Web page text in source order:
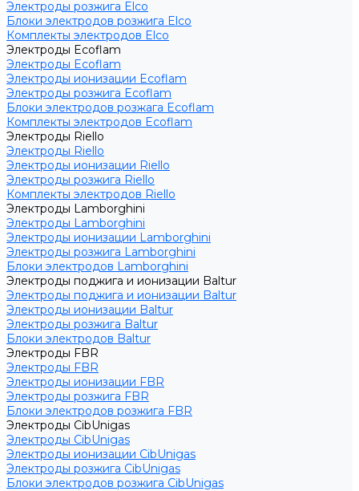
Электроды розжига Elco
Блоки электродов розжига Elco
Комплекты электродов Elco
Электроды Ecoflam
Электроды Ecoflam
Электроды ионизации Ecoflam
Электроды розжига Ecoflam
Блоки электродов розжага Ecoflam
Комплекты электродов Ecoflam
Электроды Riello
Электроды Riello
Электроды ионизации Riello
Электроды розжига Riello
Комплекты электродов Riello
Электроды Lamborghini
Электроды Lamborghini
Электроды ионизации Lamborghini
Электроды розжига Lamborghini
Блоки электродов Lamborghini
Электроды поджига и ионизации Baltur
Электроды поджига и ионизации Baltur
Электроды ионизации Baltur
Электроды розжига Baltur
Блоки электродов Baltur
Электроды FBR
Электроды FBR
Электроды ионизации FBR
Электроды розжига FBR
Блоки электродов розжига FBR
Электроды CibUnigas
Электроды CibUnigas
Электроды ионизации CibUnigas
Электроды розжига CibUnigas
Блоки электродов розжига CibUnigas